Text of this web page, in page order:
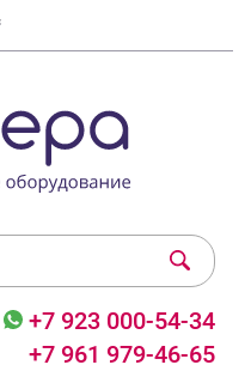
+7 923 000-54-34
+7 961 979-46-65